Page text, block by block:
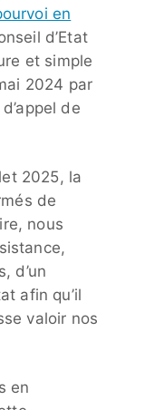
en
d’Etat
et simple
2024 par
de
2025, la
de
nous
d’un
afin qu’il
valoir nos
en